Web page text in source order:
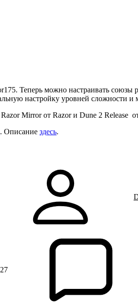
Теперь можно настраивать
настройку уровней сложности и
Mirror от Razor и Dune 2 Release
. Описание здесь.